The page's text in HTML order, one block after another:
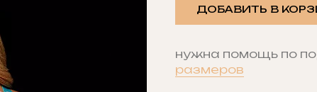
ДОБАВИТЬ В
нужна помощь по
размеров